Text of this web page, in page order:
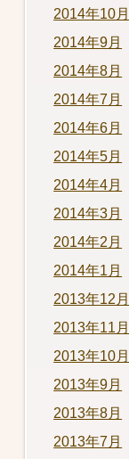
2014年10月
2014年9月
2014年8月
2014年7月
2014年6月
2014年5月
2014年4月
2014年3月
2014年2月
2014年1月
2013年12月
2013年11月
2013年10月
2013年9月
2013年8月
2013年7月